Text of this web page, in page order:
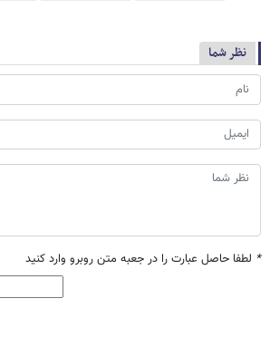
نظر شما
* لطفا حاصل عبارت را در جعبه متن روبرو وارد کنید